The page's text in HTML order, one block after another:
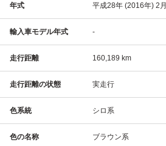
年式 平成28年 (2016年) 2月
輸入車モデル年式 -
走行距離 160,189 km
走行距離の状態 実走行
色系統 シロ系
色の名称 ブラウン系